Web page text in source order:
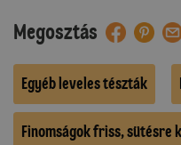
Megosztás
Egyéb leveles tészták
Finomságok friss, sütésre